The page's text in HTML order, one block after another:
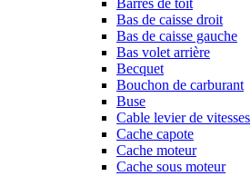
Barres de toit
Bas de caisse droit
Bas de caisse gauche
Bas volet arrière
Becquet
Bouchon de carburant
Buse
Cable levier de vitesses
Cache capote
Cache moteur
Cache sous moteur